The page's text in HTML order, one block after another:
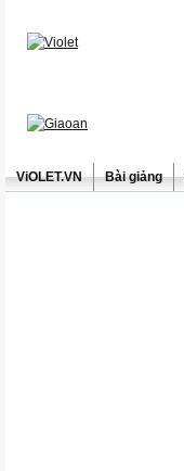
ViOLET.VN Bài giảng